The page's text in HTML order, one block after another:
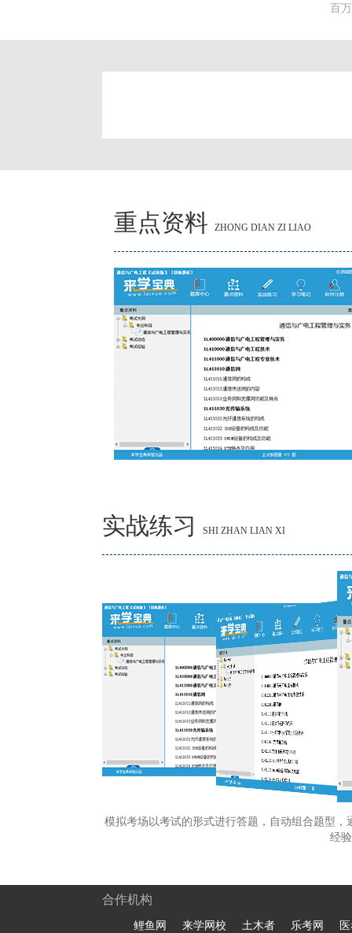
百
重点资料 ZHONG DIAN ZI LIAO
实战练习 SHI ZHAN LIAN XI
模拟考场以考试的形式进行答题，自动组合题型
经
合作机构
鲤鱼网 来学网校 土木者 乐考网